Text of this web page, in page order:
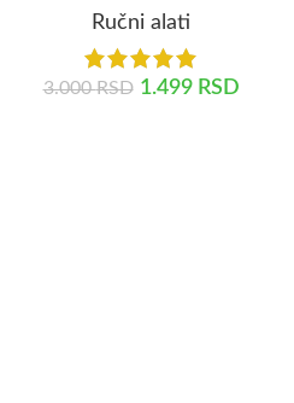
Ručni alati
3.000RSD 1.499 RSD